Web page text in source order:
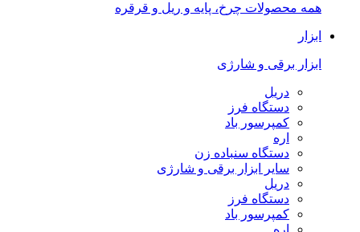
همه محصولات چرخ، پایه و ریل و قرقره
ابزار
ابزار برقی و شارژی
دریل
دستگاه فرز
کمپرسور باد
اره
دستگاه سنباده زن
سایر ابزار برقی و شارژی
دریل
دستگاه فرز
کمپرسور باد
اره